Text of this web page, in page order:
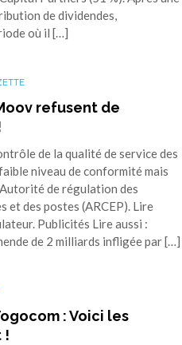
de dividendes,
où il […]
refusent de
de la qualité de service des
niveau de conformité mais
de régulation des
et des postes (ARCEP). Lire
Publicités Lire aussi :
de 2 milliards infligée par […]
: Voici les
!